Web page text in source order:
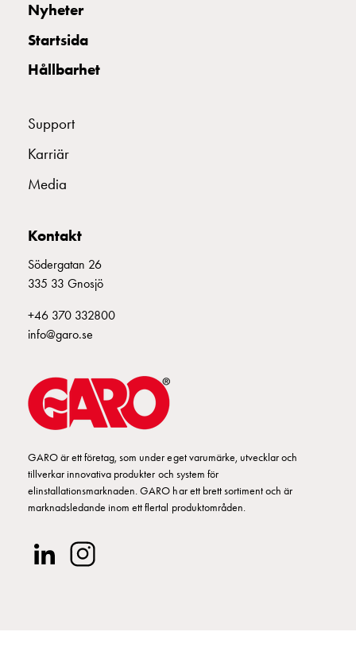
Nyheter
Startsida
Hållbarhet
Support
Karriär
Media
Kontakt
Södergatan 26
335 33 Gnosjö
+46 370 332800
info@garo.se
GARO är ett företag, som under eget varumärke, utvecklar och
tillverkar innovativa produkter och system för
elinstallationsmarknaden. GARO har ett brett sortiment och är
marknadsledande inom ett flertal produktområden.